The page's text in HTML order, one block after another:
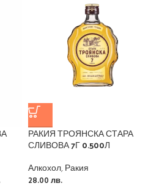
РАКИЯ ТРОЯНСКА СТАРА
СЛИВОВА 7Г 0.500Л
Алкохол,Ракия
28.00 лв.